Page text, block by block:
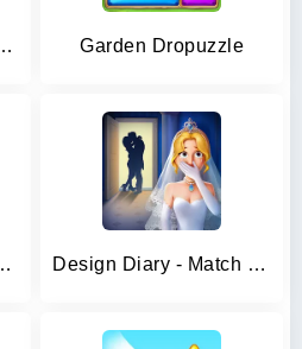
Shop Series Garden Dropuzzle
& Match Design Diary - Match 3 & Home